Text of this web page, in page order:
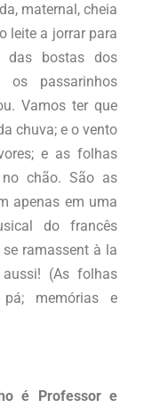
maternal, cheia
leite a jorrar para
das bostas dos
passarinhos
Vamos ter que
chuva; e o vento
e as folhas
chão. São as
apenas em uma
do francês
ramassent à la
(As folhas
memórias e
é Professor e